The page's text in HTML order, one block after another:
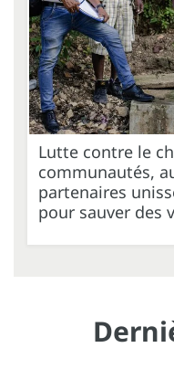
Lutte contre le
communautés,
partenaires
pour sauver des